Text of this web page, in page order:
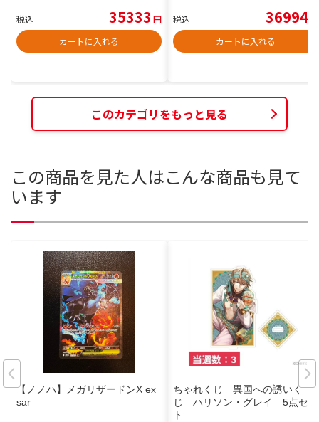
税込 35333 円
カートに入れる
税込 36994
カートに入れる
このカテゴリをもっと見る
この商品を見た人はこんな商品も見て
います
【ノノハ】メガリザードンX ex
sar
ちゃれくじ 異国への誘いく
じ ハリソン・グレイ 5点セッ
ト